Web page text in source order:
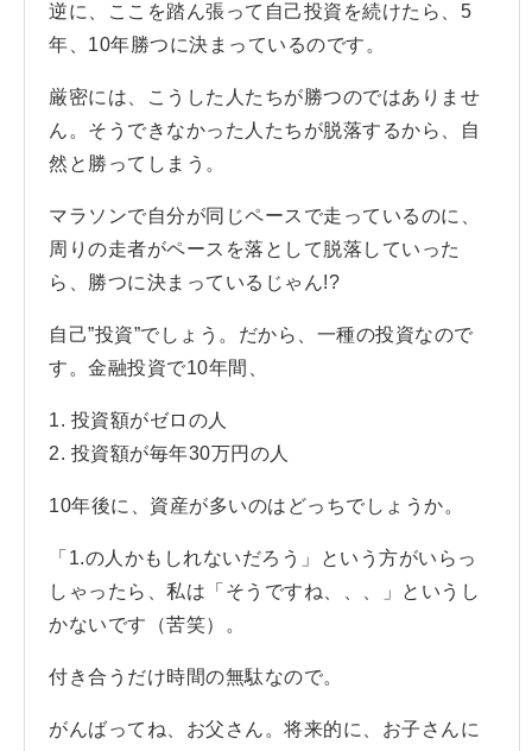
逆に、ここを踏ん張って自己投資を続けたら、5
年、10年勝つに決まっているのです。
厳密には、こうした人たちが勝つのではありませ
ん。そうできなかった人たちが脱落するから、自
然と勝ってしまう。
マラソンで自分が同じペースで走っているのに、
周りの走者がペースを落として脱落していった
ら、勝つに決まっているじゃん!?
自己”投資”でしょう。だから、一種の投資なので
す。金融投資で10年間、
1. 投資額がゼロの人
2. 投資額が毎年30万円の人
10年後に、資産が多いのはどっちでしょうか。
「1.の人かもしれないだろう」という方がいらっ
しゃったら、私は「そうですね、、、」というし
かないです（苦笑）。
付き合うだけ時間の無駄なので。
がんばってね、お父さん。将来的に、お子さんに